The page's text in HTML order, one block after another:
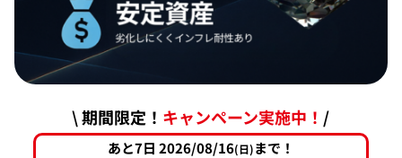
\ 期間限定！ キャンペーン実施中！ /
あと7日 2026/08/16(日)まで！